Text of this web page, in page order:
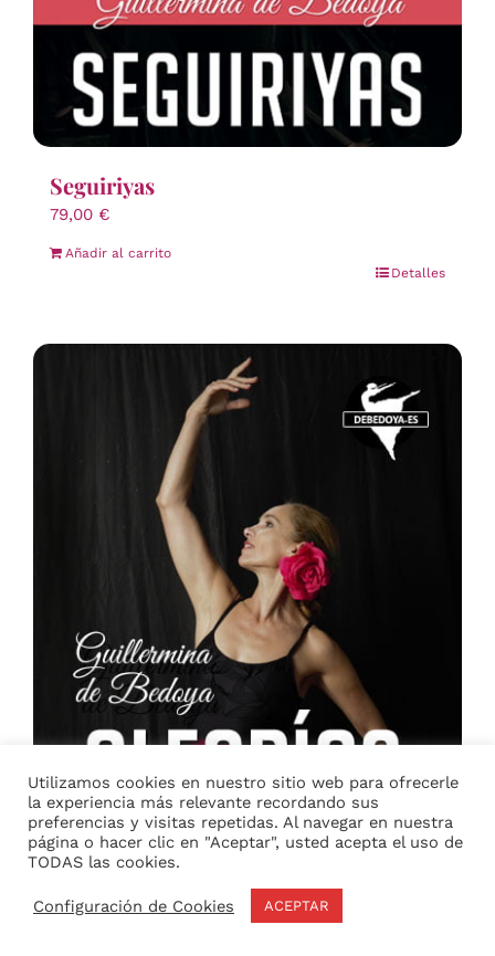
Seguiriyas
79,00 €
Añadir al carrito
Detalles
Utilizamos cookies en nuestro sitio web para ofrecerle
la experiencia más relevante recordando sus
preferencias y visitas repetidas. Al navegar en nuestra
página o hacer clic en "Aceptar", usted acepta el uso de
TODAS las cookies.
Configuración de Cookies ACEPTAR